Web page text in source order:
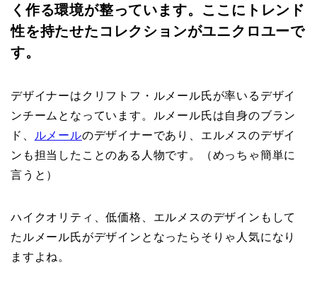
く作る環境が整っています。ここにトレンド
性を持たせたコレクションがユニクロユーで
す。
デザイナーはクリフトフ・ルメール氏が率いるデザイ
ンチームとなっています。ルメール氏は自身のブラン
ド、
ルメールのデザイナーであり、エルメスのデザイ
ンも担当したことのある人物です。（めっちゃ簡単に
言うと）
ハイクオリティ、低価格、エルメスのデザインもして
たルメール氏がデザインとなったらそりゃ人気になり
ますよね。